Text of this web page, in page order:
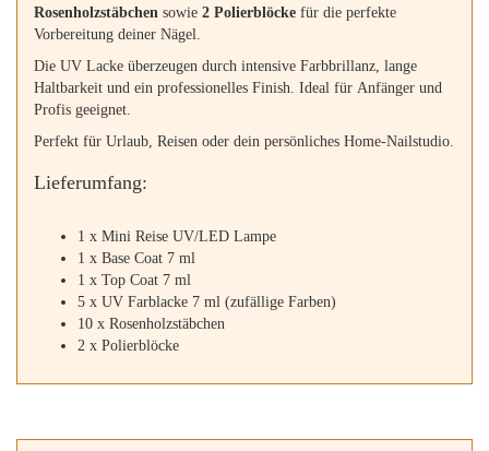
Rosenholzstäbchen sowie 2 Polierblöcke für die perfekte
Vorbereitung deiner Nägel.
Die UV Lacke überzeugen durch intensive Farbbrillanz, lange
Haltbarkeit und ein professionelles Finish. Ideal für Anfänger und
Profis geeignet.
Perfekt für Urlaub, Reisen oder dein persönliches Home-Nailstudio.
Lieferumfang:
1 x Mini Reise UV/LED Lampe
1 x Base Coat 7 ml
1 x Top Coat 7 ml
5 x UV Farblacke 7 ml (zufällige Farben)
10 x Rosenholzstäbchen
2 x Polierblöcke